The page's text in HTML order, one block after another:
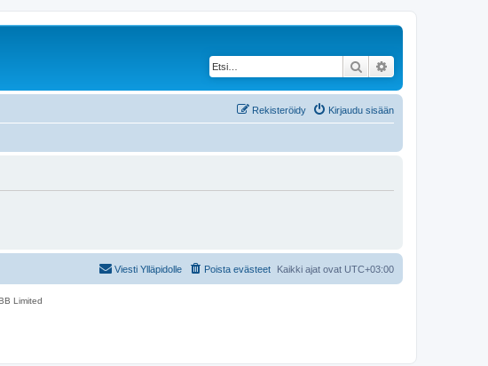
Etsi
Kirjaudu sisään
Rekisteröidy
Kaikki ajat ovat UTC+03:00
Poista evästeet
Viesti Ylläpidolle
Limited